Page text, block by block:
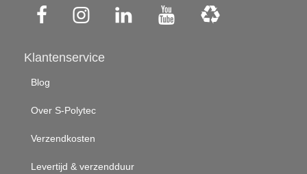
Klantenservice
Blog
Over S-Polytec
Verzendkosten
Levertijd & verzendduur